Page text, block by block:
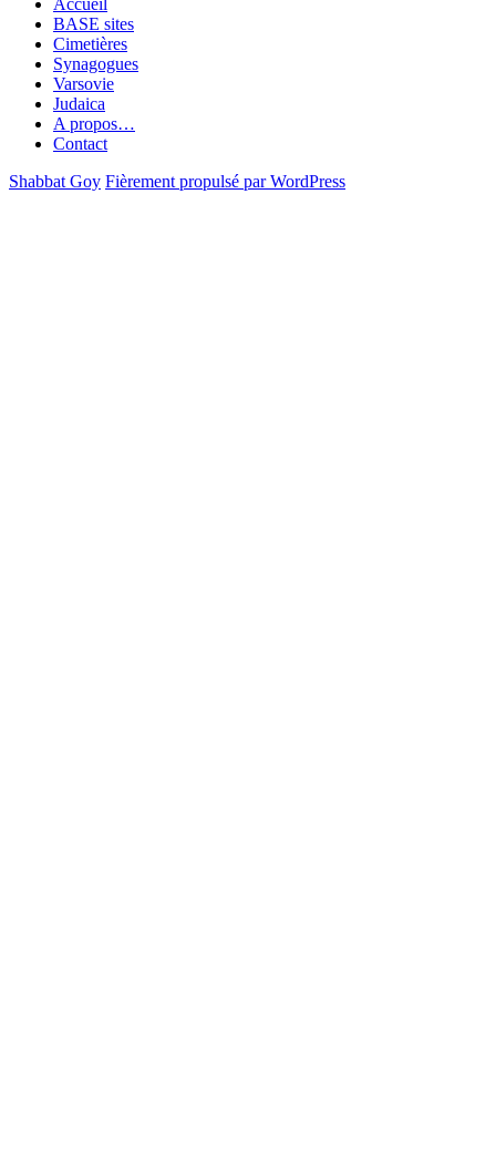
BASE sites
Cimetières
Synagogues
Varsovie
Judaica
A propos…
Contact
Shabbat Goy Fièrement propulsé par WordPress